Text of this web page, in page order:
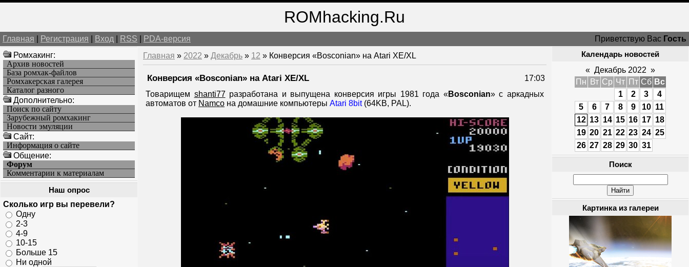
ROMhacking.Ru
Главная Регистрация Вход RSS PDA-версия Приветствую Вас Гость
Ромхакинг:
Архив новостей
База ромхак-файлов
Ромхакерская галерея
Каталог разного
Дополнительно:
Поиск по сайту
Зарубежный ромхакинг
Новости эмуляции
Cайт:
Информация о сайте
Общение:
Форум
Комментарии к материалам
Наш опрос
Сколько игр вы перевели?
Одну
2-3
4-9
10-15
Больше 15
Ни одной
Главная » 2022 » Декабрь » 12 » Конверсия «Bosconian» на Atari XE/XL
Конверсия «Bosconian» на Atari XE/XL
17:03
Товарищем shanti77 разработана и выпущена конверсия игры 1981 года «Bosconian» с аркадных
автоматов от Namco на домашние компьютеры Atari 8bit(64KB, PAL).
Календарь новостей
« Декабрь 2022 »
Пн
Вт Ср Чт Пт Сб Вс
1
2 3
4
5
6 7 8 9 10 11
12 13 14 15 16 17 18
19 20 21 22 23 24 25
26 27 28 29 30 31
Поиск
Картинка из галереи